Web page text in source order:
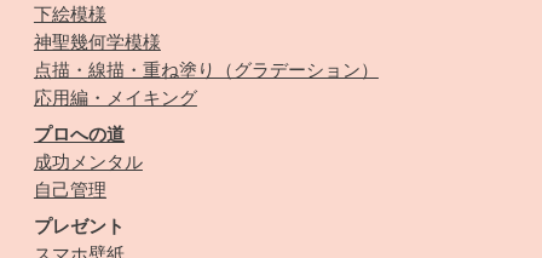
下絵模様
神聖幾何学模様
点描・線描・重ね塗り（グラデーション）
応用編・メイキング
プロへの道
成功メンタル
自己管理
プレゼント